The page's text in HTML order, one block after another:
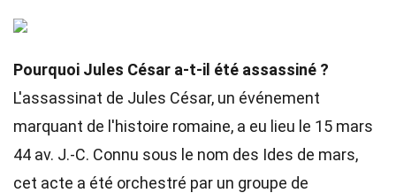
Pourquoi Jules César a-t-il été assassiné ?
L'assassinat de Jules César, un événement
marquant de l'histoire romaine, a eu lieu le 15 mars
44 av. J.-C. Connu sous le nom des Ides de mars,
cet acte a été orchestré par un groupe de